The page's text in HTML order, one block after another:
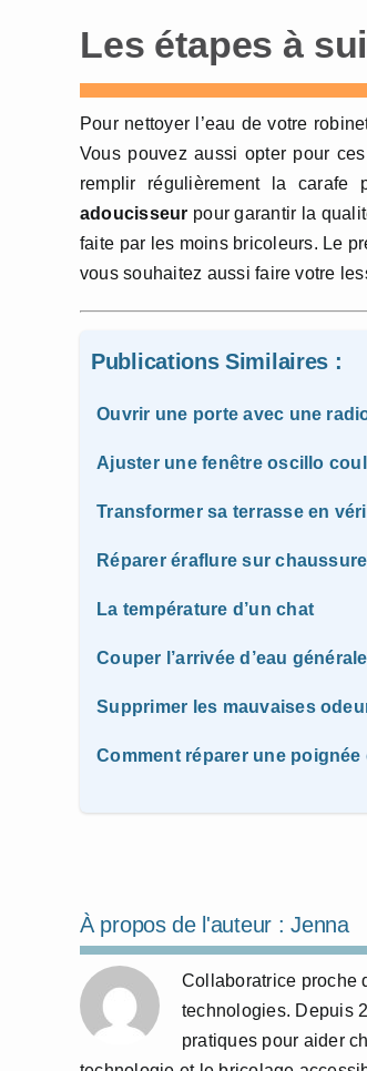
Les étapes à
Pour nettoyer l’eau de votre
Vous pouvez aussi opter pour
remplir régulièrement la
adoucisseur pour garantir la
faite par les moins bricoleurs. Le
vous souhaitez aussi faire votre
Publications Similaires :
Ouvrir une porte avec une
Ajuster une fenêtre oscillo
Transformer sa terrasse en
Réparer éraflure sur
La température d’un chat
Couper l’arrivée d’eau
Supprimer les mauvaises
Comment réparer une poignée
À propos de l'auteur :Jenna
Collaboratrice proche
technologies. Depuis
pratiques pour aider